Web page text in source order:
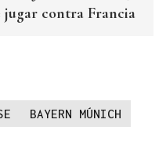
jugar contra Francia
BAYERN MÚNICH